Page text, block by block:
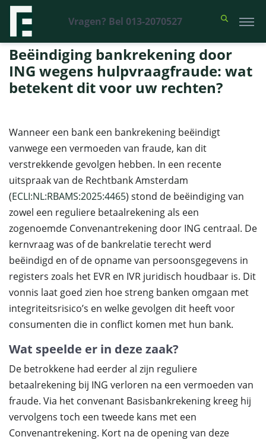
Vragen? Bel 013-2070527
Financieel Recht Advocaten >Uitspraken>Beëindiging bankrekening
door ING wegens hulpvraagfraude: wat betekent dit voor uw rechten?
Beëindiging bankrekening door
ING wegens hulpvraagfraude: wat
betekent dit voor uw rechten?
Wanneer een bank een bankrekening beëindigt
vanwege een vermoeden van fraude, kan dit
verstrekkende gevolgen hebben. In een recente
uitspraak van de Rechtbank Amsterdam
(ECLI:NL:RBAMS:2025:4465) stond de beëindiging van
zowel een reguliere betaalrekening als een
zogenoemde Convenantrekening door ING centraal. De
kernvraag was of de bankrelatie terecht werd
beëindigd en of de opname van persoonsgegevens in
registers zoals het EVR en IVR juridisch houdbaar is. Dit
vonnis laat goed zien hoe streng banken omgaan met
integriteitsrisico’s en welke gevolgen dit heeft voor
consumenten die in conflict komen met hun bank.
Wat speelde er in deze zaak?
De betrokkene had eerder al zijn reguliere
betaalrekening bij ING verloren na een vermoeden van
fraude. Via het convenant Basisbankrekening kreeg hij
vervolgens toch een tweede kans met een
Convenantrekening. Kort na de opening van deze